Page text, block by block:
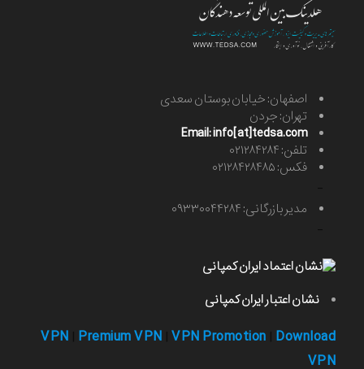
اصفهان: خیابان بوستان سعدی
تهران: جردن
Email: info[at]tedsa.com
تلفن: ۰۲۱۲۸۴۲۸۴
فکس: ۰۲۱۲۸۴۲۸۴۸۵
مدیر بازرگانی: ۰۹۳۳۰۰۴۴۲۸۴
نشان اعتبار ایران کمپانی
VPN Premium VPN VPN Promotion Download
VPN